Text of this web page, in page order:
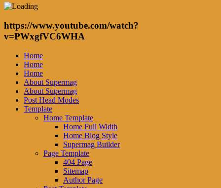
https://www.youtube.com/watch?
v=PWxgfVC6WHA
Home
Home
Home
About Supermag
About Supermag
Post Head Modes
Template
Home Template
Home Full Width
Home Blog Style
Supermag Builder
Page Template
404 Page
Sitemap
Author Page